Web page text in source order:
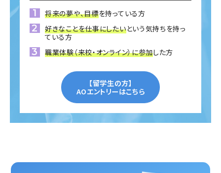
将来の夢や、目標を持っている方
好きなことを仕事にしたいという気持ちを持っ
ている方
職業体験（来校・オンライン）に参加した方
【留学生の方】
AOエントリーはこちら